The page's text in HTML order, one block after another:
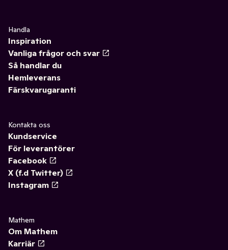
Handla
Inspiration
Vanliga frågor och svar
Så handlar du
Hemleverans
Färskvarugaranti
Kontakta oss
Kundservice
För leverantörer
Facebook
X (f.d Twitter)
Instagram
Mathem
Om Mathem
Karriär